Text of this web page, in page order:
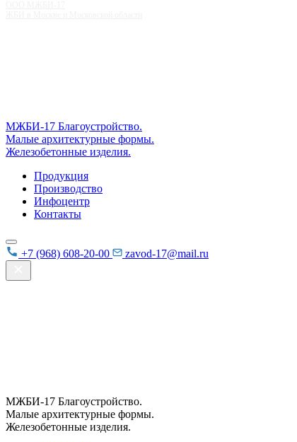
МЖБИ-17 Благоустройство.
Малые архитектурные формы.
Железобетонные изделия.
Продукция
Производство
Инфоцентр
Контакты
+7 (968) 608-20-00 zavod-17@mail.ru
МЖБИ-17 Благоустройство.
Малые архитектурные формы.
Железобетонные изделия.